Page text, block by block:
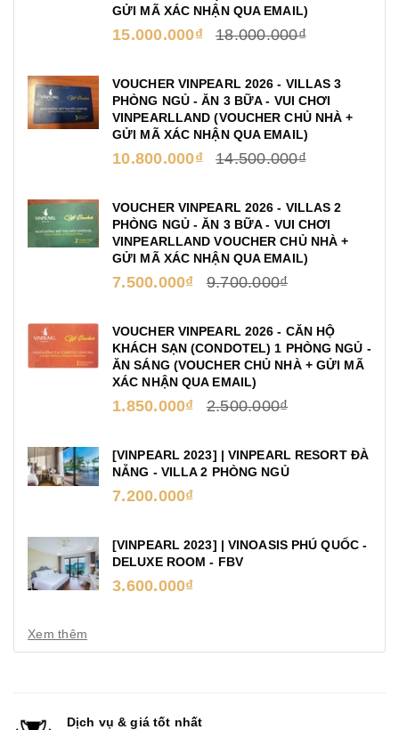
GỬI MÃ XÁC NHẬN QUA EMAIL)
15.000.000₫ 18.000.000₫
VOUCHER VINPEARL 2026 - VILLAS 3
PHÒNG NGỦ - ĂN 3 BỮA - VUI CHƠI
VINPEARLLAND (VOUCHER CHỦ NHÀ +
GỬI MÃ XÁC NHẬN QUA EMAIL)
10.800.000₫ 14.500.000₫
VOUCHER VINPEARL 2026 - VILLAS 2
PHÒNG NGỦ - ĂN 3 BỮA - VUI CHƠI
VINPEARLLAND VOUCHER CHỦ NHÀ +
GỬI MÃ XÁC NHẬN QUA EMAIL)
7.500.000₫ 9.700.000₫
VOUCHER VINPEARL 2026 - CĂN HỘ
KHÁCH SẠN (CONDOTEL) 1 PHÒNG NGỦ -
ĂN SÁNG (VOUCHER CHỦ NHÀ + GỬI MÃ
XÁC NHẬN QUA EMAIL)
1.850.000₫ 2.500.000₫
[VINPEARL 2023] | VINPEARL RESORT ĐÀ
NẴNG - VILLA 2 PHÒNG NGỦ
7.200.000₫
[VINPEARL 2023] | VINOASIS PHÚ QUỐC -
DELUXE ROOM - FBV
3.600.000₫
Xem thêm
Dịch vụ & giá tốt nhất